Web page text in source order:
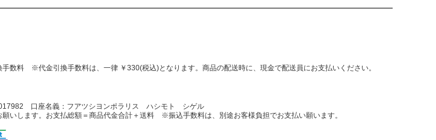
数料 ※代金引換手数料は、一律 ￥330(税込)となります。商品の配送時に、現金で配送員にお支払いください。
口座名義：フアツシヨンポラリス ハシモト シゲル
いします。お支払総額＝商品代金合計＋送料 ※振込手数料は、別途お客様負担でお支払い願います。